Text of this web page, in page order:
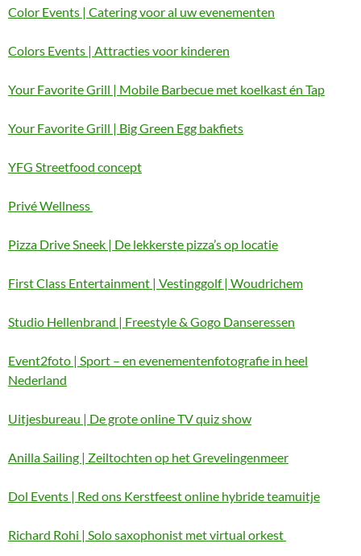
Color Events | Catering voor al uw evenementen
Colors Events | Attracties voor kinderen
Your Favorite Grill | Mobile Barbecue met koelkast én Tap
Your Favorite Grill | Big Green Egg bakfiets
YFG Streetfood concept
Privé Wellness
Pizza Drive Sneek | De lekkerste pizza’s op locatie
First Class Entertainment | Vestinggolf | Woudrichem
Studio Hellenbrand | Freestyle & Gogo Danseressen
Event2foto | Sport – en evenementenfotografie in heel
Nederland
Uitjesbureau | De grote online TV quiz show
Anilla Sailing | Zeiltochten op het Grevelingenmeer
Dol Events | Red ons Kerstfeest online hybride teamuitje
Richard Rohi | Solo saxophonist met virtual orkest